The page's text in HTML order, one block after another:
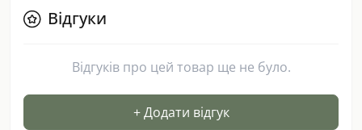
Відгуки
Відгуків про цей товар ще не було.
+ Додати відгук